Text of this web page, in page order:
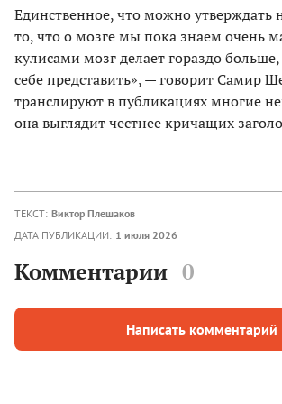
Единственное, что можно утверждать
то, что о мозге мы пока знаем очень
кулисами мозг делает гораздо
себе представить», — говорит Самир
транслируют в публикациях многие
она выглядит честнее кричащих
ТЕКСТ: Виктор Плешаков
ДАТА ПУБЛИКАЦИИ: 1 июля 2026
Комментарии 0
Написать комментарий